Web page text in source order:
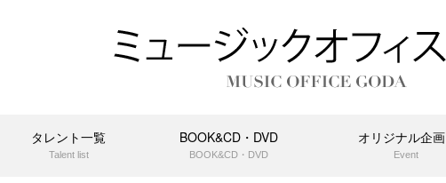
タレント一覧
Talent list
BOOK&CD・DVD
BOOK&CD・DVD
オリジナル企画
Event